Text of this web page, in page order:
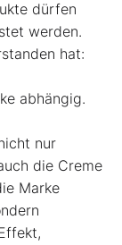
dürfen
werden.
hat:
abhängig.
nur
die Creme
Marke